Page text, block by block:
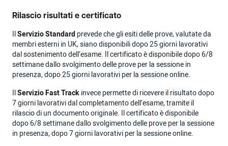
Rilascio risultati e certificato
IlServizio Standardprevede che gli esiti delle prove, valutate da
membri esterni in UK, siano disponibili dopo 25 giorni lavorativi
dal sostenimento dell’esame. Il certificato è disponibile dopo 6/8
settimane dallo svolgimento delle prove per la sessione in
presenza, dopo 25 giorni lavorativi per la sessione online.
IlServizio Fast Trackinvece permette di ricevere il risultato dopo
7 giorni lavorativi dal completamento dell’esame, tramite il
rilascio di un documento originale. Il certificato è disponibile
dopo 6/8 settimane dallo svolgimento delle prove per la sessione
in presenza, dopo 7 giorni lavorativi per la sessione online.